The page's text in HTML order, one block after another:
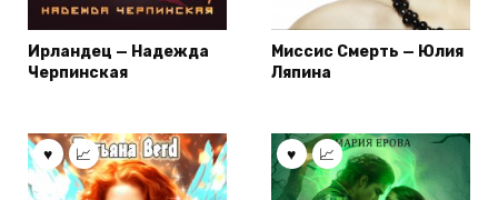
Ирландец — Надежда
Черпинская
Миссис Смерть — Юлия
Ляпина